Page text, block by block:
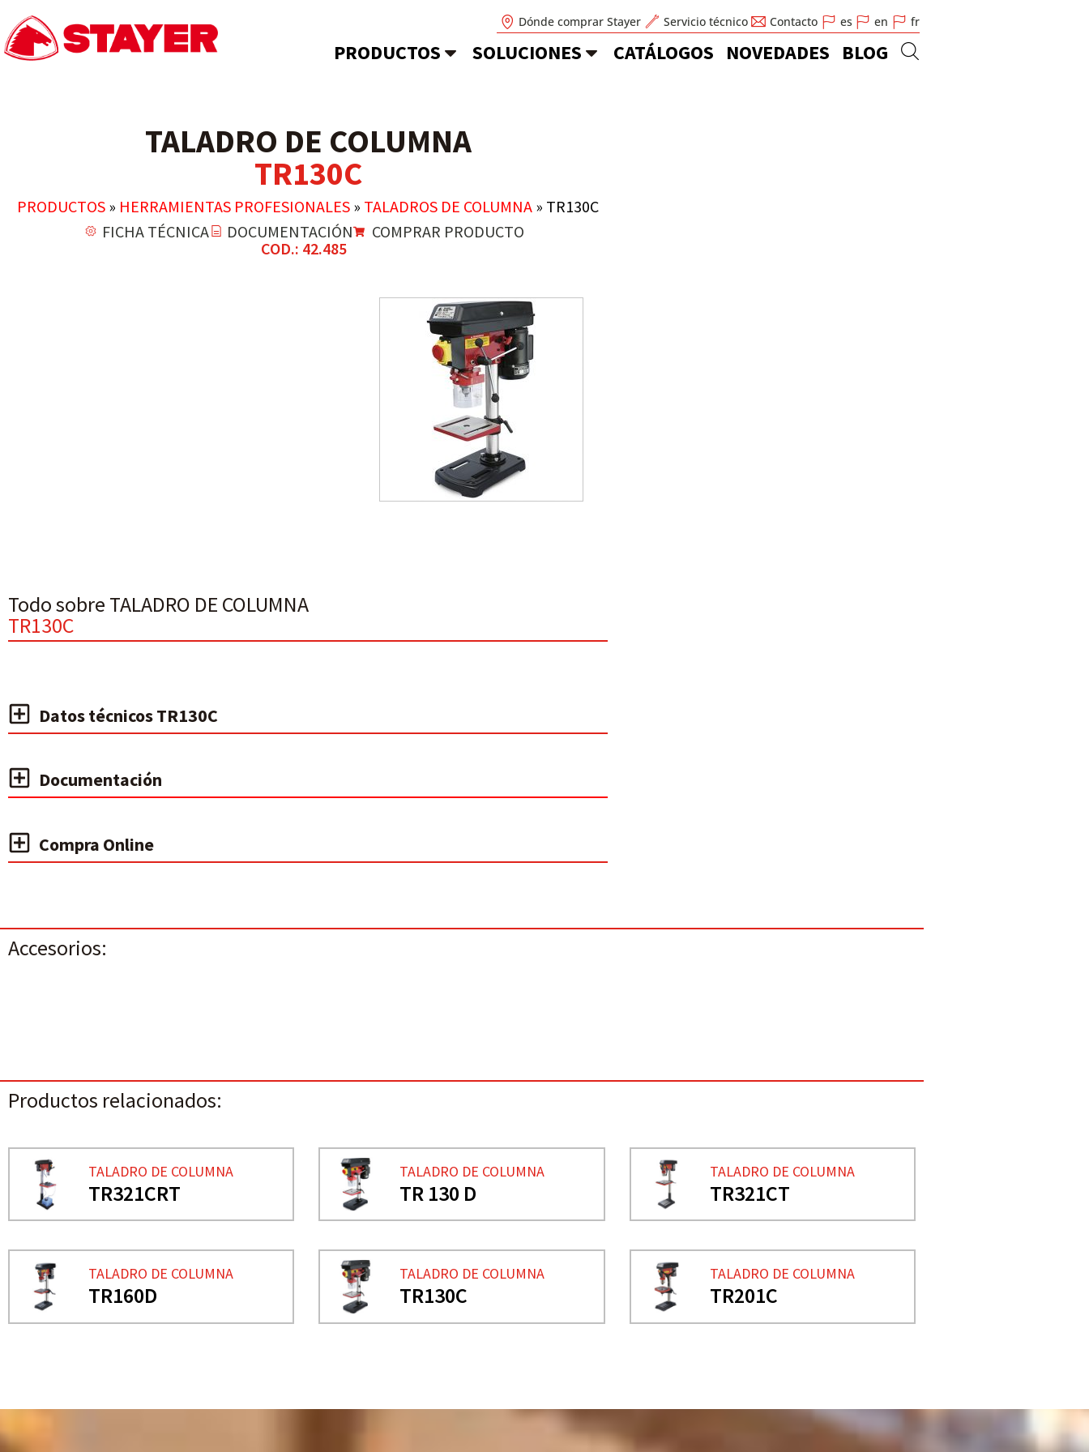
Dónde comprar Stayer Servicio técnico Contacto es en fr
PRODUCTOS SOLUCIONES CATÁLOGOS NOVEDADES BLOG
TALADRO DE COLUMNA
TR130C
PRODUCTOS » HERRAMIENTAS PROFESIONALES » TALADROS DE COLUMNA » TR130C
FICHA TÉCNICA
DOCUMENTACIÓN
COMPRAR PRODUCTO
COD.: 42.485
Todo sobre TALADRO DE COLUMNA
TR130C
Datos técnicos TR130C
Documentación
Compra Online
Accesorios:
Productos relacionados:
TALADRO DE COLUMNA
TR321CRT
TALADRO DE COLUMNA
TR 130 D
TALADRO DE COLUMNA
TR321CT
TALADRO DE COLUMNA
TR160D
TALADRO DE COLUMNA
TR130C
TALADRO DE COLUMNA
TR201C